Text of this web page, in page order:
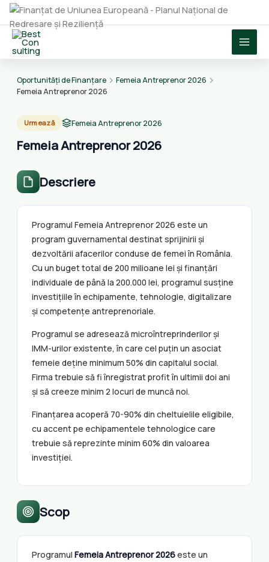
Skip
content
Oportunități de Finanțare
Femeia Antreprenor 2026
Femeia Antreprenor 2026
Urmează Femeia Antreprenor 2026
Femeia Antreprenor 2026
Descriere
Programul Femeia Antreprenor 2026 este un
program guvernamental destinat sprijinirii și
dezvoltării afacerilor conduse de femei în România.
Cu un buget total de 200 milioane lei și finanțări
individuale de până la 200.000 lei, programul susține
investițiile în echipamente, tehnologie, digitalizare
și competențe antreprenoriale.
Programul se adresează microîntreprinderilor și
IMM-urilor existente, în care cel puțin un asociat
femeie deține minimum 50% din capitalul social.
Firma trebuie să fi înregistrat profit în ultimii doi ani
și să creeze minim 2 locuri de muncă noi.
Finanțarea acoperă 70-90% din cheltuielile eligibile,
cu accent pe echipamentele tehnologice care
trebuie să reprezinte minim 60% din valoarea
investiției.
Scop
Programul Femeia Antreprenor 2026este un